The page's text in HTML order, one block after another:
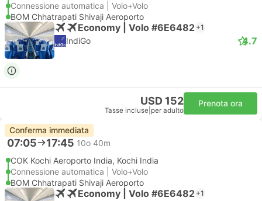
Connessione automatica | Volo+Volo
BOM Chhatrapati Shivaji Aeroporto
Economy | Volo #6E6482 +1
IndiGo 4.7
USD 152
Tasse incluse per adulto
Prenota ora
Conferma immediata
07:05 17:45 10o 40m
COK Kochi Aeroporto India, Kochi India
Connessione automatica | Volo+Volo
BOM Chhatrapati Shivaji Aeroporto
Economy | Volo #6E6482 +1